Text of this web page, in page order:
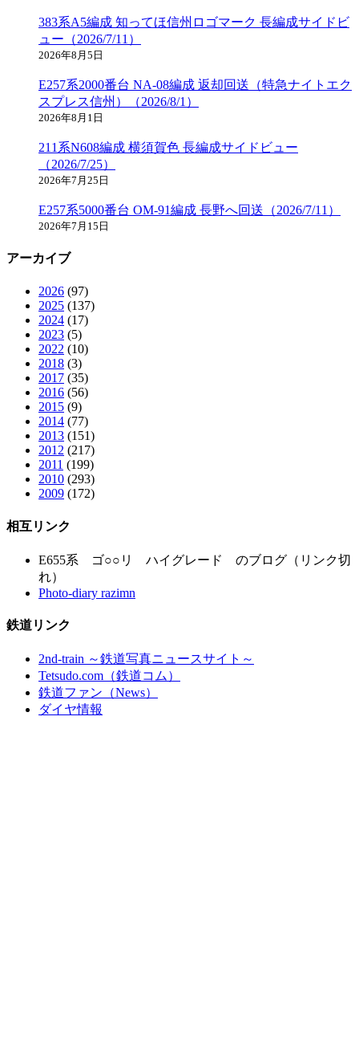
383系A5編成 知ってほ信州ロゴマーク 長編成サイドビ
ュー（2026/7/11）
2026年8月5日
E257系2000番台 NA-08編成 返却回送（特急ナイトエク
スプレス信州）（2026/8/1）
2026年8月1日
211系N608編成 横須賀色 長編成サイドビュー
（2026/7/25）
2026年7月25日
E257系5000番台 OM-91編成 長野へ回送（2026/7/11）
2026年7月15日
アーカイブ
2026 (97)
2025 (137)
2024 (17)
2023 (5)
2022 (10)
2018 (3)
2017 (35)
2016 (56)
2015 (9)
2014 (77)
2013 (151)
2012 (217)
2011 (199)
2010 (293)
2009 (172)
相互リンク
E655系 ゴ○○リ ハイグレード のブログ（リンク切
れ）
Photo-diary razimn
鉄道リンク
2nd-train ～鉄道写真ニュースサイト～
Tetsudo.com（鉄道コム）
鉄道ファン（News）
ダイヤ情報